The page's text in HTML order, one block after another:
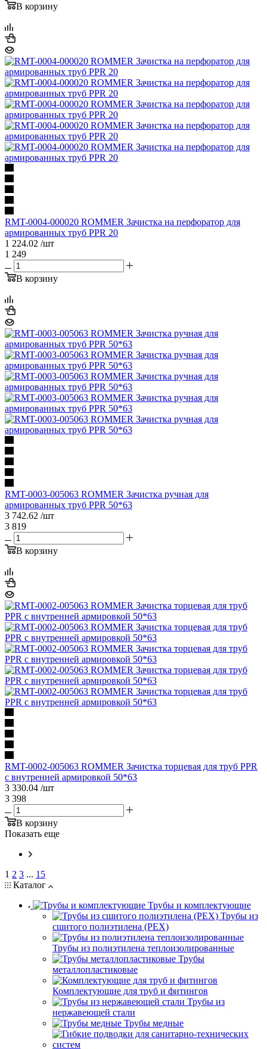
В корзину
RMT-0004-000020 ROMMER Зачистка на перфоратор для
армированных труб PPR 20
1 224.02 /шт
1 249
В корзину
RMT-0003-005063 ROMMER Зачистка ручная для
армированных труб PPR 50*63
3 742.62 /шт
3 819
В корзину
RMT-0002-005063 ROMMER Зачистка торцевая для труб PPR
с внутренней армировкой 50*63
3 330.04 /шт
3 398
В корзину
Показать еще
1 2 3 ... 15
Каталог
Трубы и комплектующие
Трубы из
сшитого полиэтилена (PEX)
Трубы из полиэтилена теплоизолированные
Трубы
металлопластиковые
Комплектующие для труб и фитингов
Трубы из
нержавеющей стали
Трубы медные